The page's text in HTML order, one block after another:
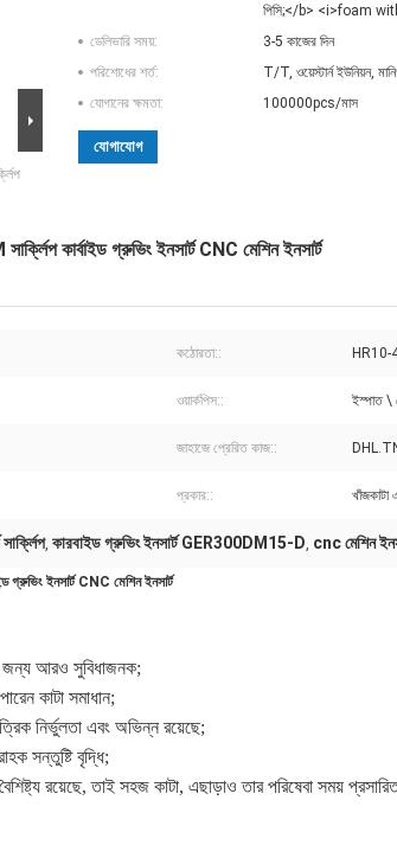
পিসি;</b> <i>foam
ডেলিভারি সময়:
3-5 কাজের দিন
পরিশোধের শর্ত:
T/T, ওয়েস্টার্ন ইউনিয়ন,
যোগানের ক্ষমতা:
100000pcs/মাস
যোগাযোগ
কার্বাইড গ্রুভিং ইনসার্ট CNC মেশিন ইনসার্ট
কঠোরতা:: HR10-
ওয়ার্কপিস:: ইস্পাত \
জাহাজে প্রেরিত কাজ::
প্রকার:: খাঁজকাটা
, কারবাইড গ্রুভিং ইনসার্ট GER300DM15-D, cnc মেশিন
ইনসার্ট CNC মেশিন ইনসার্ট
জন্য আরও সুবিধাজনক;
কাটা সমাধান;
নির্ভুলতা এবং অভিন্ন রয়েছে;
সন্তুষ্টি বৃদ্ধি;
রয়েছে, তাই সহজ কাটা, এছাড়াও তার পরিষেবা সময়